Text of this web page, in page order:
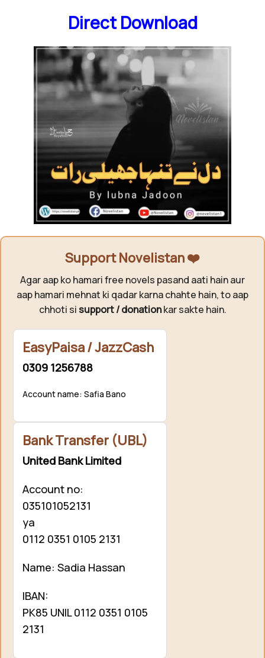
Direct Download
Support Novelistan ❤️
Agar aap ko hamari free novels pasand aati hain aur
aap hamari mehnat ki qadar karna chahte hain, to aap
chhoti si support / donationkar sakte hain.
EasyPaisa / JazzCash
0309 1256788
Account name: Safia Bano
Bank Transfer (UBL)
United Bank Limited
Account no:
035101052131
ya
0112 0351 0105 2131
Name: Sadia Hassan
IBAN:
PK85 UNIL 0112 0351 0105
2131